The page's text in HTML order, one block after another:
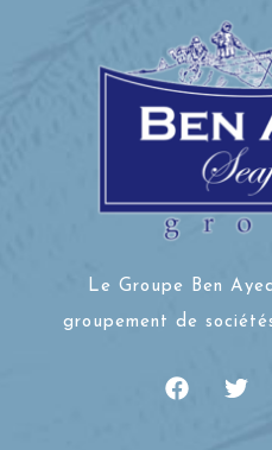
Le Groupe Ben
groupement de